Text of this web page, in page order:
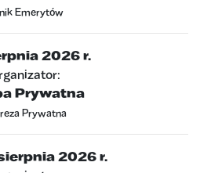
Emerytów
2026 r.
Prywatna
Prywatna
2026 r.